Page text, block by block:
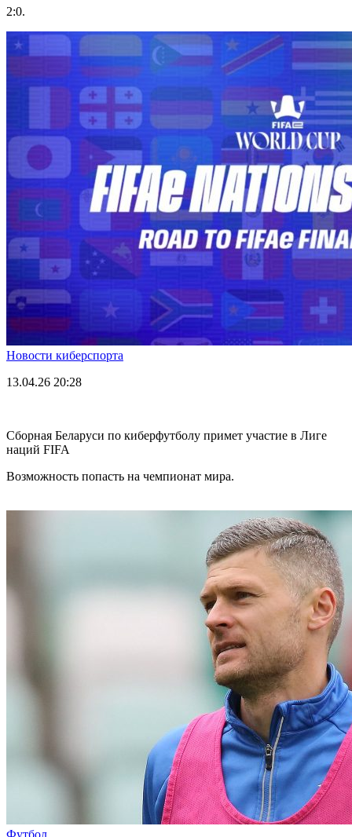
2:0.
Новости киберспорта
13.04.26 20:28
Сборная Беларуси по киберфутболу примет участие в Лиге
наций FIFA
Возможность попасть на чемпионат мира.
Футбол